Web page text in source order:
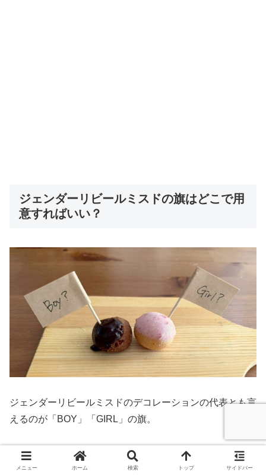
ジェンダーリビールミスドの旗はどこで用
意すればいい？
ジェンダーリビールミスドのデコレーションの代表とも言
えるのが「BOY」「GIRL」の旗。
これらの旗はどこで用意すればいいかというと、市販品で
購入する場合は楽天市場 Amazon などのネットなら種類
メニュー ホーム 検索 トップ サイドバー